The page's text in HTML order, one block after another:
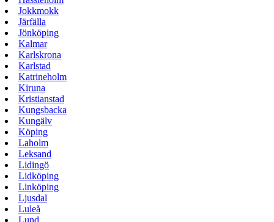
Jokkmokk
Järfälla
Jönköping
Kalmar
Karlskrona
Karlstad
Katrineholm
Kiruna
Kristianstad
Kungsbacka
Kungälv
Köping
Laholm
Leksand
Lidingö
Lidköping
Linköping
Ljusdal
Luleå
Lund